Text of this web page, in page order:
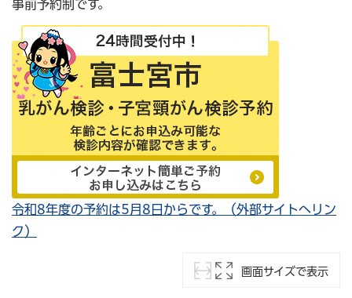
事前予約制です。
令和8年度の予約は5月8日からです。（外部サイトへリン
ク）
画面サイズで表示